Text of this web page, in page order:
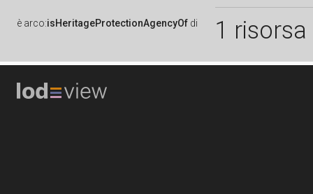
è arco:isHeritageProtectionAgencyOf di 1 risorsa